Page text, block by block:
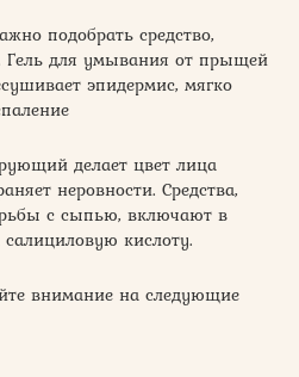
подобрать средство,
Гель для умывания от прыщей
эпидермис, мягко
делает цвет лица
неровности. Средства,
с сыпью, включают в
салициловую кислоту.
внимание на следующие